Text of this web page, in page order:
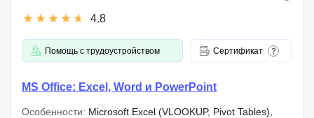
4.8
Помощь с трудоустройством Сертификат
MS Office: Excel, Word и PowerPoint
Особенности: Microsoft Excel (VLOOKUP, Pivot Tables),